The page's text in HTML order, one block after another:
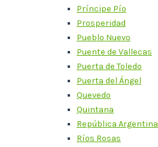
Príncipe Pío
Prosperidad
Pueblo Nuevo
Puente de Vallecas
Puerta de Toledo
Puerta del Ángel
Quevedo
Quintana
República Argentina
Ríos Rosas